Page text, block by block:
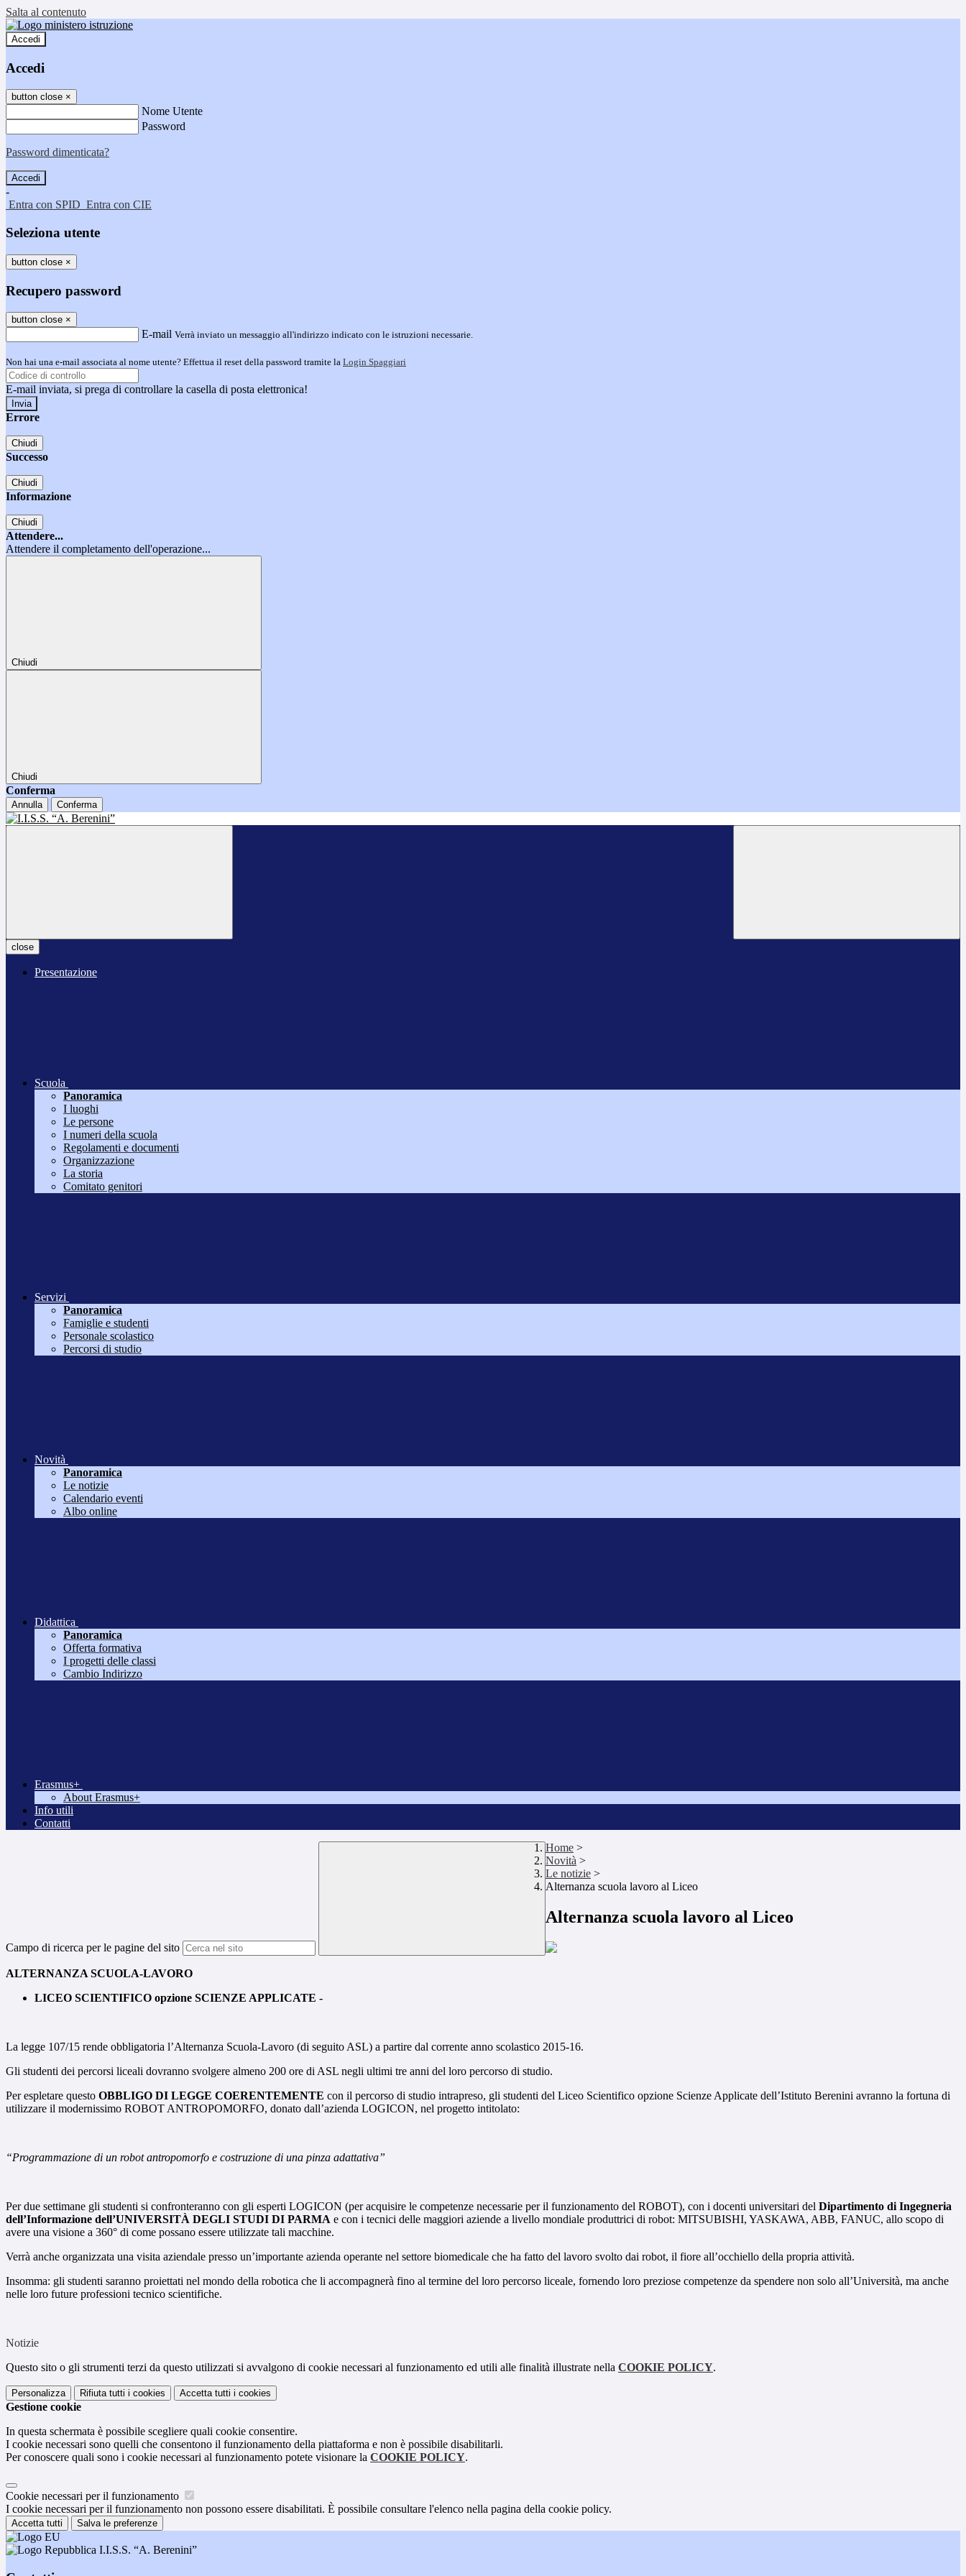
Salta al contenuto
Accedi
Accedi
button close ×
Nome Utente
Password
Password dimenticata?
-
Entra con SPID Entra con CIE
Seleziona utente
button close ×
Recupero password
button close ×
E-mail Verrà inviato un messaggio all'indirizzo indicato con le istruzioni necessarie.
Non hai una e-mail associata al nome utente? Effettua il reset della password tramite la Login Spaggiari
E-mail inviata, si prega di controllare la casella di posta elettronica!
Errore
Chiudi
Successo
Chiudi
Informazione
Chiudi
Attendere...
Attendere il completamento dell'operazione...
Chiudi
Chiudi
Conferma
Annulla Conferma
close
Presentazione
Scuola
Panoramica
I luoghi
Le persone
I numeri della scuola
Regolamenti e documenti
Organizzazione
La storia
Comitato genitori
Servizi
Panoramica
Famiglie e studenti
Personale scolastico
Percorsi di studio
Novità
Panoramica
Le notizie
Calendario eventi
Albo online
Didattica
Panoramica
Offerta formativa
I progetti delle classi
Cambio Indirizzo
Erasmus+
About Erasmus+
Info utili
Contatti
Campo di ricerca per le pagine del sito
Home >
Novità >
Le notizie >
Alternanza scuola lavoro al Liceo
Alternanza scuola lavoro al Liceo
ALTERNANZA SCUOLA-LAVORO
LICEO SCIENTIFICO opzione SCIENZE APPLICATE -
La legge 107/15 rende obbligatoria l’Alternanza Scuola-Lavoro (di seguito ASL) a partire dal corrente anno scolastico 2015-16.
Gli studenti dei percorsi liceali dovranno svolgere almeno 200 ore di ASL negli ultimi tre anni del loro percorso di studio.
Per espletare questo OBBLIGO DI LEGGE COERENTEMENTE con il percorso di studio intrapreso, gli studenti del Liceo Scientifico opzione Scienze Applicate dell’Istituto Berenini avranno la fortuna di
utilizzare il modernissimo ROBOT ANTROPOMORFO, donato dall’azienda LOGICON, nel progetto intitolato:
“Programmazione di un robot antropomorfo e costruzione di una pinza adattativa”
Per due settimane gli studenti si confronteranno con gli esperti LOGICON (per acquisire le competenze necessarie per il funzionamento del ROBOT), con i docenti universitari del Dipartimento di Ingegneria
dell’Informazione dell’UNIVERSITÀ DEGLI STUDI DI PARMA e con i tecnici delle maggiori aziende a livello mondiale produttrici di robot: MITSUBISHI, YASKAWA, ABB, FANUC, allo scopo di
avere una visione a 360° di come possano essere utilizzate tali macchine.
Verrà anche organizzata una visita aziendale presso un’importante azienda operante nel settore biomedicale che ha fatto del lavoro svolto dai robot, il fiore all’occhiello della propria attività.
Insomma: gli studenti saranno proiettati nel mondo della robotica che li accompagnerà fino al termine del loro percorso liceale, fornendo loro preziose competenze da spendere non solo all’Università, ma anche
nelle loro future professioni tecnico scientifiche.
Notizie
Questo sito o gli strumenti terzi da questo utilizzati si avvalgono di cookie necessari al funzionamento ed utili alle finalità illustrate nella COOKIE POLICY.
Personalizza Rifiuta tutti i cookies Accetta tutti i cookies
Gestione cookie
In questa schermata è possibile scegliere quali cookie consentire.
I cookie necessari sono quelli che consentono il funzionamento della piattaforma e non è possibile disabilitarli.
Per conoscere quali sono i cookie necessari al funzionamento potete visionare la COOKIE POLICY.
Cookie necessari per il funzionamento
I cookie necessari per il funzionamento non possono essere disabilitati. È possibile consultare l'elenco nella pagina della cookie policy.
Accetta tutti Salva le preferenze
I.I.S.S. “A. Berenini”